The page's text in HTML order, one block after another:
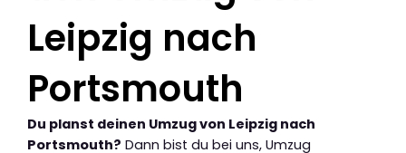
Leipzig nach
Portsmouth
Du planst deinen Umzug von Leipzig nach
Portsmouth? Dann bist du bei uns, Umzug